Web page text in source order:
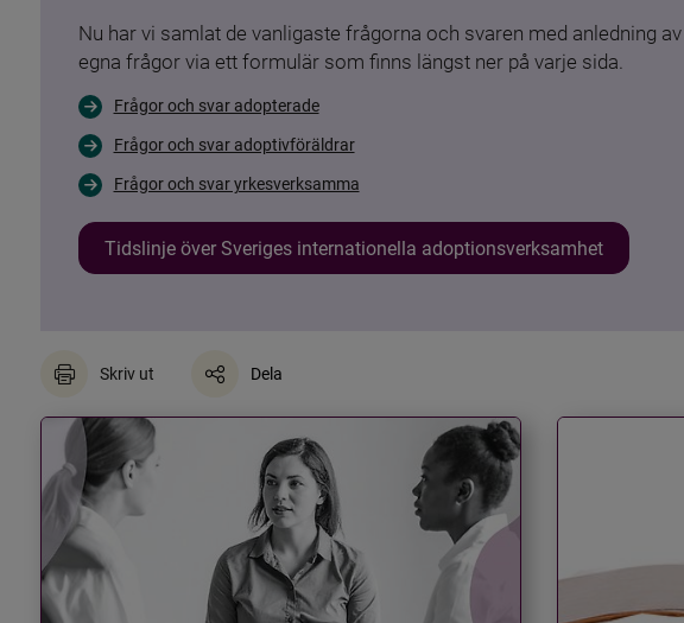
Nu har vi samlat de vanligaste frågorna och svaren med anledning
egna frågor via ett formulär som finns längst ner på varje sida.
Frågor och svar adopterade
Frågor och svar adoptivföräldrar
Frågor och svar yrkesverksamma
Tidslinje över Sveriges internationella adoptionsverksamhet
Skriv ut Dela